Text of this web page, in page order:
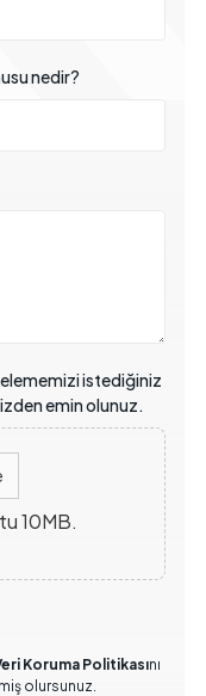
nedir?
istediğiniz
emin olunuz.
10MB.
Koruma Politikasını
olursunuz.